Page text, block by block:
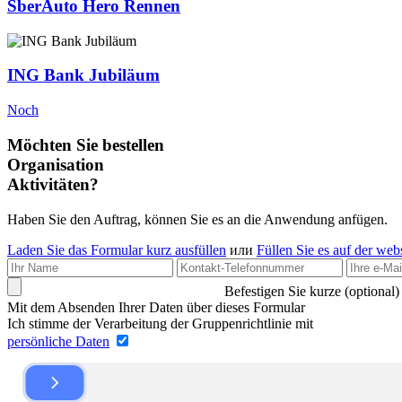
SberAuto Hero Rennen
ING Bank Jubiläum
Noch
Möchten Sie bestellen
Organisation
Aktivitäten?
Haben Sie den Auftrag, können Sie es an die Anwendung anfügen.
Laden Sie das Formular kurz ausfüllen или Füllen Sie es auf der
Befestigen Sie kurze (optional)
Mit dem Absenden Ihrer Daten über dieses Formular
Ich stimme der Verarbeitung der Gruppenrichtlinie mit
persönliche Daten